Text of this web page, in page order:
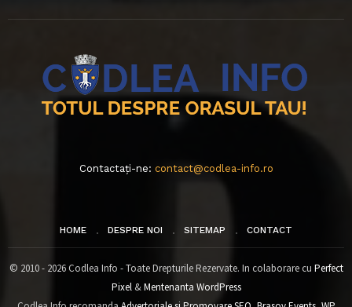
Contactați-ne: contact@codlea-info.ro
HOME DESPRE NOI SITEMAP CONTACT
© 2010 - 2026 Codlea Info - Toate Drepturile Rezervate. In colaborare cu Perfect
Pixel&Mentenanta WordPress